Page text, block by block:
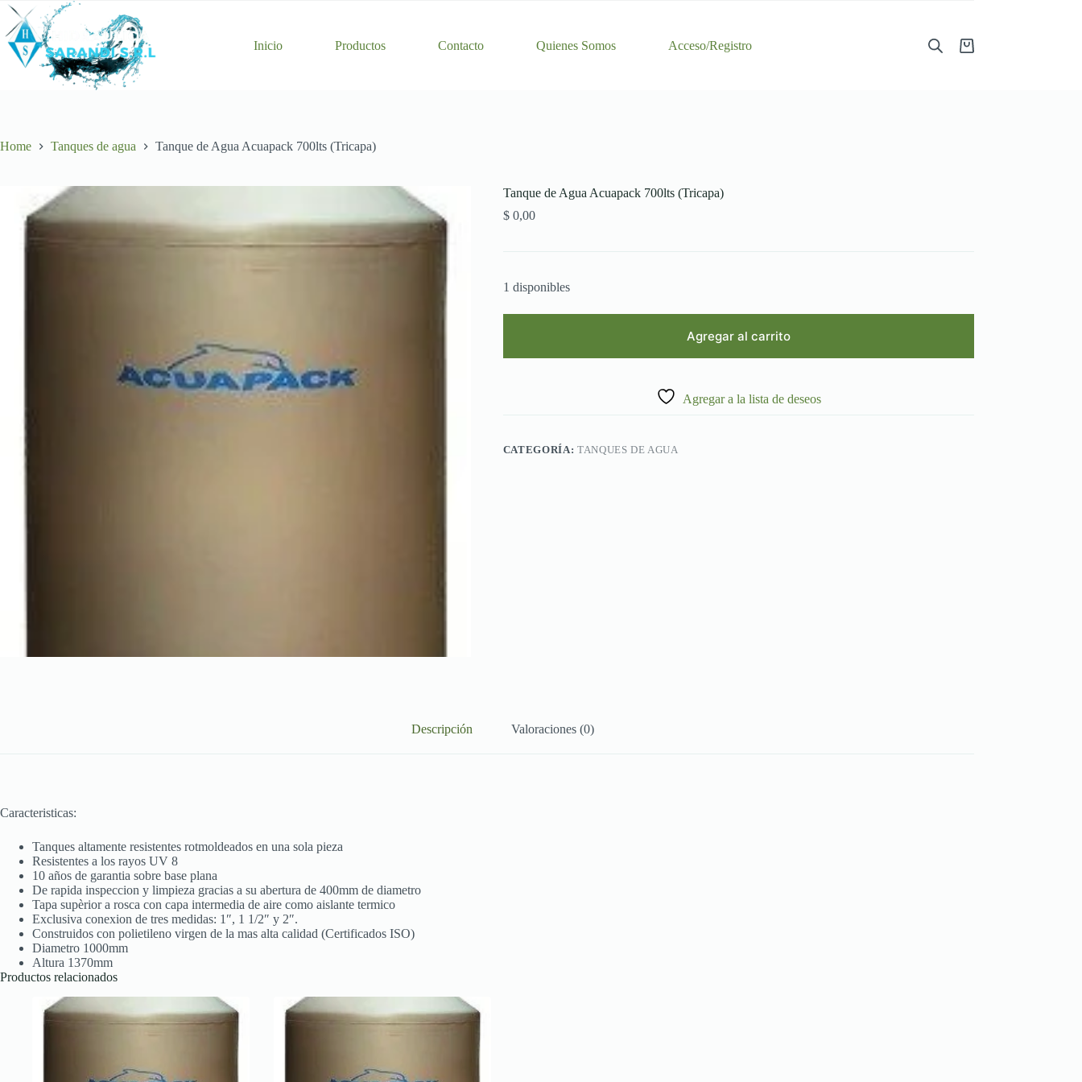
Skip
content
Inicio Productos Contacto Quienes Somos Acceso/Registro
Shopping
Home Tanques de agua Tanque de Agua Acuapack 700lts (Tricapa)
Tanque de Agua Acuapack 700lts (Tricapa)
$0,00
1 disponibles
Agregar al carrito
Agregar a la lista de deseos
CATEGORÍA: TANQUES DE AGUA
Descripción Valoraciones (0)
Caracteristicas:
Tanques altamente resistentes rotmoldeados en una sola pieza
Resistentes a los rayos UV 8
10 años de garantia sobre base plana
De rapida inspeccion y limpieza gracias a su abertura de 400mm de diametro
Tapa supèrior a rosca con capa intermedia de aire como aislante termico
Exclusiva conexion de tres medidas: 1″, 1 1/2″ y 2″.
Construidos con polietileno virgen de la mas alta calidad (Certificados ISO)
Diametro 1000mm
Altura 1370mm
Productos relacionados